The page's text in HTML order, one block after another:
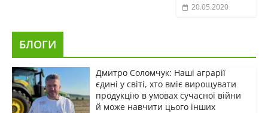
20.05.2020
БЛОГИ
Дмитро Соломчук: Наші аграрії
єдині у світі, хто вміє вирощувати
продукцію в умовах сучасної війни
й може навчити цього інших